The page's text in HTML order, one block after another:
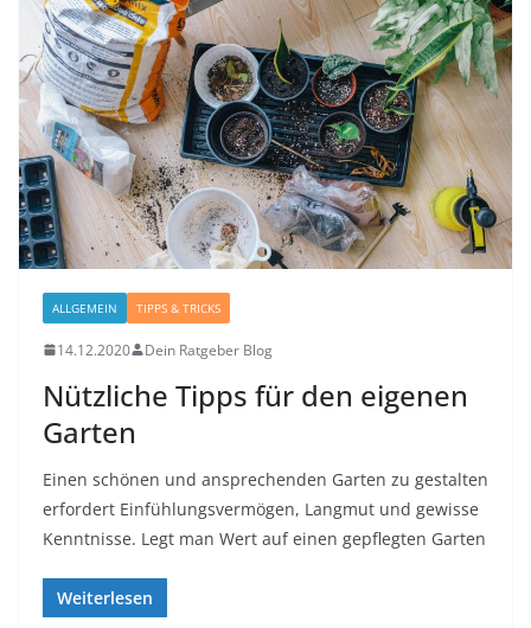
ALLGEMEIN TIPPS & TRICKS
14.12.2020 Dein Ratgeber Blog
Nützliche Tipps für den eigenen
Garten
Einen schönen und ansprechenden Garten zu gestalten
erfordert Einfühlungsvermögen, Langmut und gewisse
Kenntnisse. Legt man Wert auf einen gepflegten Garten
Weiterlesen